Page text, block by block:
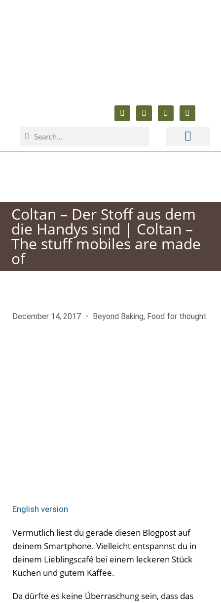
Coltan – Der Stoff aus dem
die Handys sind | Coltan –
The stuff mobiles are made
of
December 14, 2017 Beyond Baking, Food for thought
English version
Vermutlich liest du gerade diesen Blogpost auf
deinem Smartphone. Vielleicht entspannst du in
deinem Lieblingscafé bei einem leckeren Stück
Kuchen und gutem Kaffee.
Da dürfte es keine Überraschung sein, dass das